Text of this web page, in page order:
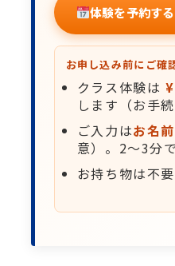
体験を予約する
お申し込み前にご確
クラス体験は
します（お手
ご入力はお名
意）。2〜3分
お持ち物は不